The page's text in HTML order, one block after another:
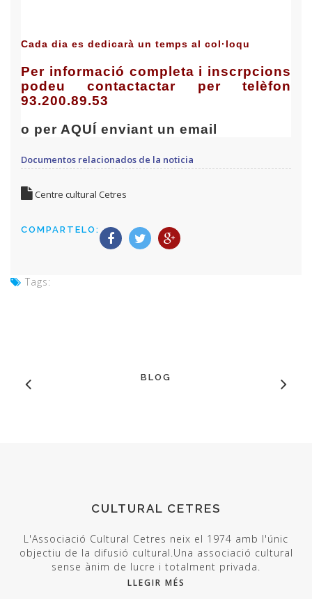
Cada dia es dedicarà un temps al col·loqu
Per informació completa i inscrpcions
podeu contactactar per telèfon
93.200.89.53
o per AQUÍ enviant un email
Documentos relacionados de la noticia
Centre cultural Cetres
COMPARTELO:
Tags:
BLOG
CULTURAL CETRES
L'Associació Cultural Cetres neix el 1974 amb l'únic
objectiu de la difusió cultural.Una associació cultural
sense ànim de lucre i totalment privada.
LLEGIR MÉS